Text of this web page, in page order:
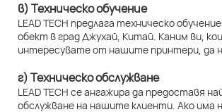
в) Техническо обучение
LEAD TECH предлага техническо
обект в град Джухай, Китай. Каним ви,
интересувате от нашите принтери, да
г) Техническо обслужване
LEAD TECH се ангажира да предоставя
обслужване на нашите клиенти. Ако има